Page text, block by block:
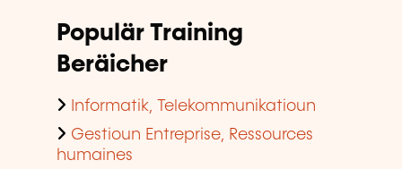
Populär Training
Beräicher
Informatik, Telekommunikatioun
Gestioun Entreprise, Ressources
humaines